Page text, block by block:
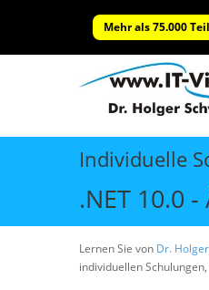
Mehr als 75.000
Individuelle
.NET 10.0
Lernen Sie von Dr.
individuellen